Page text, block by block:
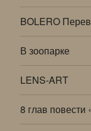
BOLERO
В зоопарке
LENS-ART
8 глав повести